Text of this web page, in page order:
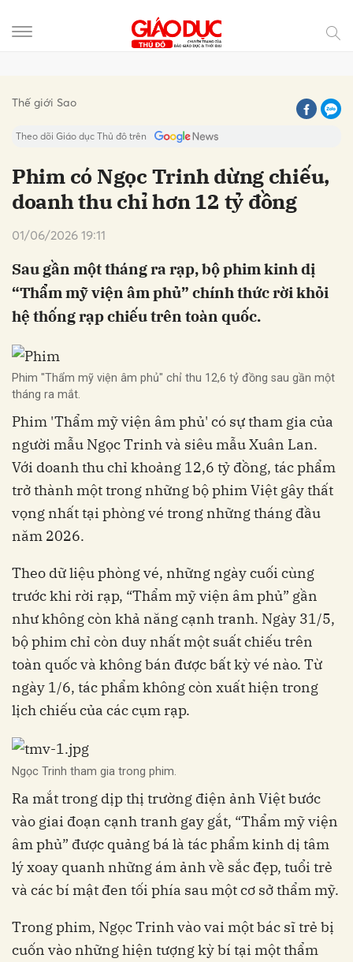
Thế giới Sao
Theo dõi Giáo dục Thủ đô trên
Phim có Ngọc Trinh dừng chiếu,
doanh thu chỉ hơn 12 tỷ đồng
01/06/2026 19:11
Sau gần một tháng ra rạp, bộ phim kinh dị
“Thẩm mỹ viện âm phủ” chính thức rời khỏi
hệ thống rạp chiếu trên toàn quốc.
Phim "Thẩm mỹ viện âm phủ" chỉ thu 12,6 tỷ đồng sau gần một
tháng ra mắt.
Phim 'Thẩm mỹ viện âm phủ' có sự tham gia của
người mẫu Ngọc Trinh và siêu mẫu Xuân Lan.
Với doanh thu chỉ khoảng 12,6 tỷ đồng, tác phẩm
trở thành một trong những bộ phim Việt gây thất
vọng nhất tại phòng vé trong những tháng đầu
năm 2026.
Theo dữ liệu phòng vé, những ngày cuối cùng
trước khi rời rạp, “Thẩm mỹ viện âm phủ” gần
như không còn khả năng cạnh tranh. Ngày 31/5,
bộ phim chỉ còn duy nhất một suất chiếu trên
toàn quốc và không bán được bất kỳ vé nào. Từ
ngày 1/6, tác phẩm không còn xuất hiện trong
lịch chiếu của các cụm rạp.
Ngọc Trinh tham gia trong phim.
Ra mắt trong dịp thị trường điện ảnh Việt bước
vào giai đoạn cạnh tranh gay gắt, “Thẩm mỹ viện
âm phủ” được quảng bá là tác phẩm kinh dị tâm
lý xoay quanh những ám ảnh về sắc đẹp, tuổi trẻ
và các bí mật đen tối phía sau một cơ sở thẩm mỹ.
Trong phim, Ngọc Trinh vào vai một bác sĩ trẻ bị
cuốn vào những hiện tượng kỳ bí tại một thẩm
Hủy Gửi